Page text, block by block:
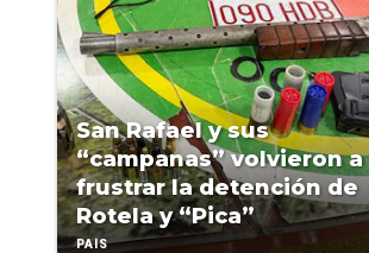
San Rafael y sus
“campanas” volvieron a
frustrar la detención de
Rotela y “Pica”
PAÍS